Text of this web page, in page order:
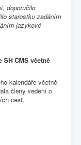
doporučilo
starostku zadáním
jazykové
ČMS včetně
kalendáře včetně
členy vedení o
cest.